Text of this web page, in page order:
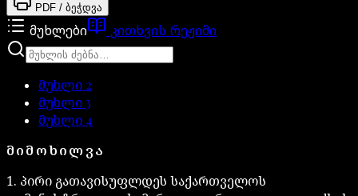
PDF / ბეჭდვა
მუხლები კითხვის რეჟიმი
მუხლი 2
მუხლი3
მუხლი 4
ᲛᲘᲛᲝᲮᲘᲚᲕᲐ
1. პირი გათავისუფლდეს საქართველოს